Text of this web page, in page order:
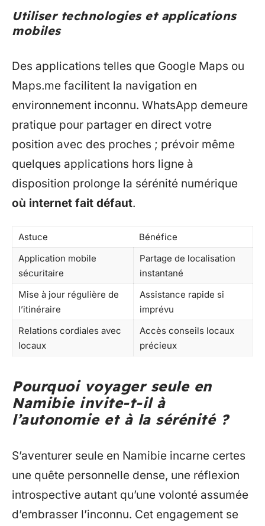
Utiliser technologies et applications
mobiles
Des applications telles que Google Maps ou
Maps.me facilitent la navigation en
environnement inconnu. WhatsApp demeure
pratique pour partager en direct votre
position avec des proches ; prévoir même
quelques applications hors ligne à
disposition prolonge la sérénité numérique
où internet fait défaut.
Astuce
Bénéfice
Application mobile
sécuritaire
Partage de localisation
instantané
Mise à jour régulière de
l’itinéraire
Assistance rapide si
imprévu
Relations cordiales avec
locaux
Accès conseils locaux
précieux
Pourquoi voyager seule en
Namibie invite-t-il à
l’autonomie et à la sérénité ?
S’aventurer seule en Namibie incarne certes
une quête personnelle dense, une réflexion
introspective autant qu’une volonté assumée
d’embrasser l’inconnu. Cet engagement se